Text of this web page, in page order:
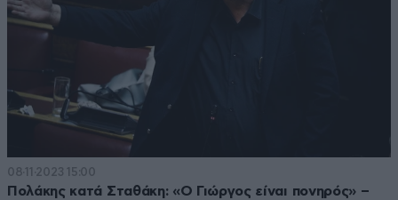
08·11·2023 15:00
Πολάκης κατά Σταθάκη: «Ο Γιώργος είναι πονηρός» –